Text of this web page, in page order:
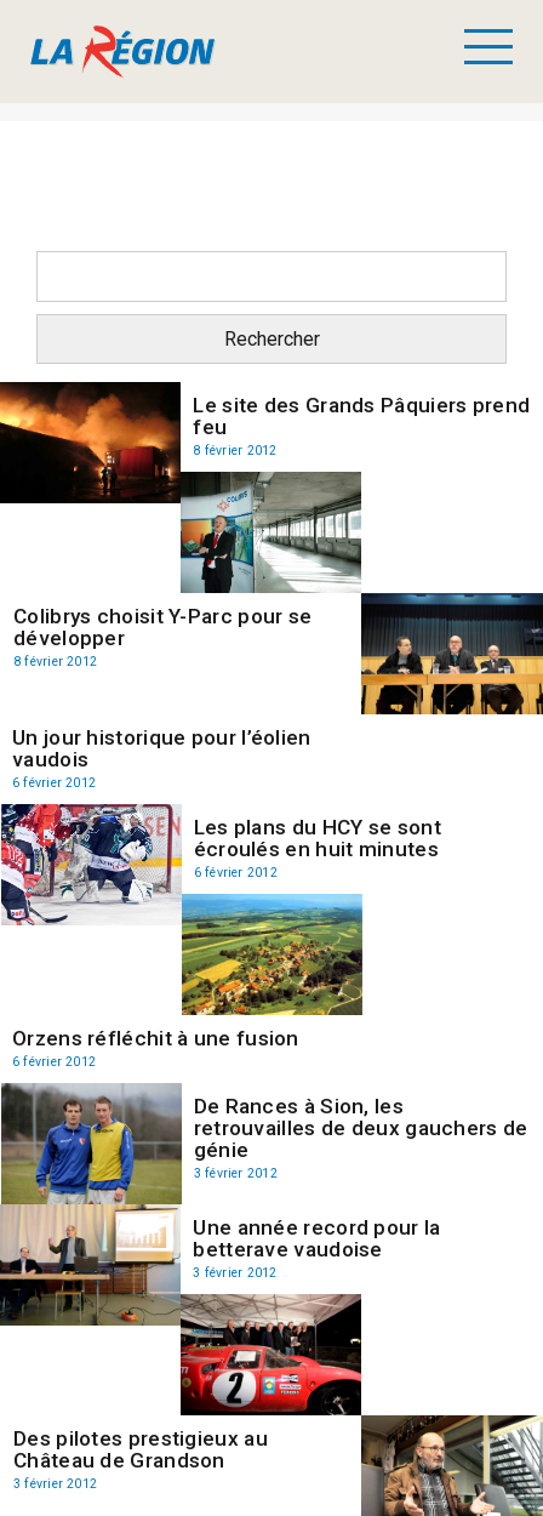
Le site des Grands Pâquiers prend
feu
8 février 2012
Colibrys choisit Y-Parc pour se
développer
8 février 2012
Un jour historique pour l’éolien
vaudois
6 février 2012
Les plans du HCY se sont
écroulés en huit minutes
6 février 2012
Orzens réfléchit à une fusion
6 février 2012
De Rances à Sion, les
retrouvailles de deux gauchers de
génie
3 février 2012
Une année record pour la
betterave vaudoise
3 février 2012
Des pilotes prestigieux au
Château de Grandson
3 février 2012